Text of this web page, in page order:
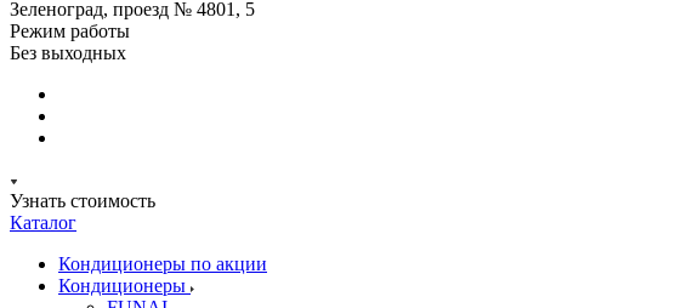
Зеленоград, проезд № 4801, 5
Режим работы
Без выходных
Узнать стоимость
Каталог
Кондиционеры по акции
Кондиционеры